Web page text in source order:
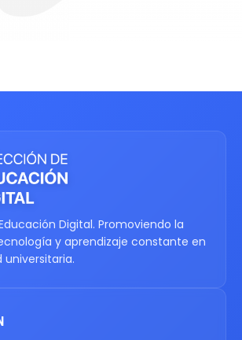
Digital. Promoviendo la
y aprendizaje constante en